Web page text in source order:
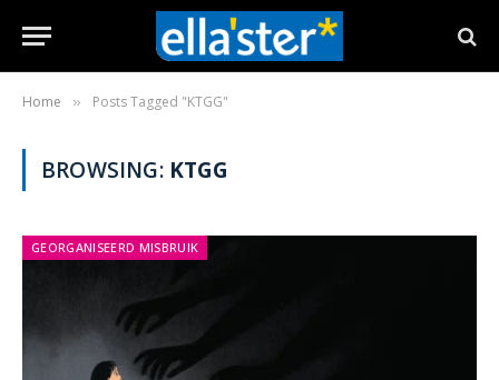
Home » Posts Tagged "KTGG"
BROWSING: KTGG
GEORGANISEERD MISBRUIK